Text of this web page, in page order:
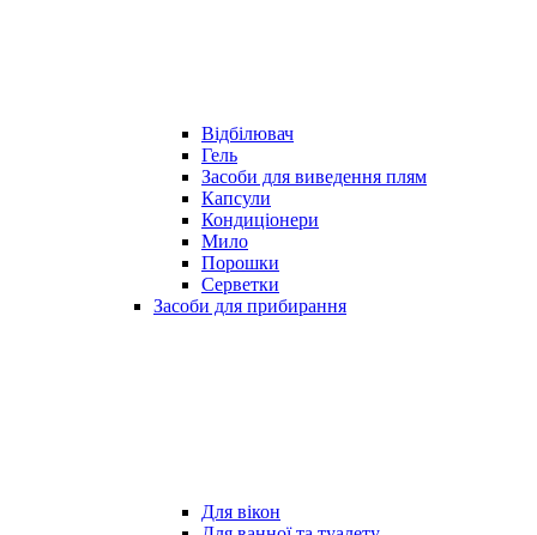
Відбілювач
Гель
Засоби для виведення плям
Капсули
Кондиціонери
Мило
Порошки
Серветки
Засоби для прибирання
Для вікон